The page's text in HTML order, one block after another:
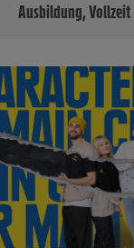
Ausbildung, Vollzeit